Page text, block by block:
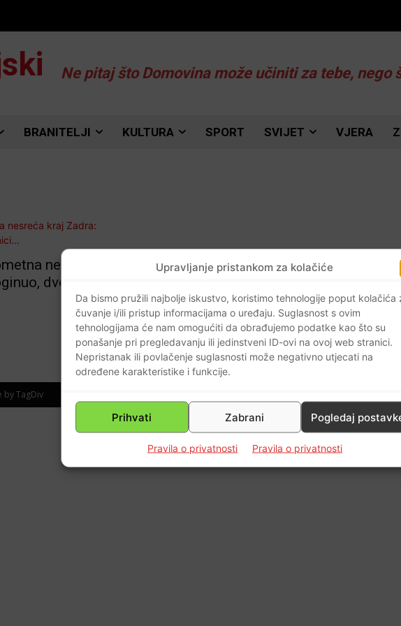
Upravljanje pristankom za kolačiće
Da bismo pružili najbolje iskustvo, koristimo tehnologije poput kolačića
čuvanje i/ili pristup informacijama o uređaju. Suglasnost s ovim
tehnologijama će nam omogućiti da obrađujemo podatke kao što su
ponašanje pri pregledavanju ili jedinstveni ID-ovi na ovoj web stranici.
Nepristanak ili povlačenje suglasnosti može negativno utjecati na
određene karakteristike i funkcije.
Prihvati Zabrani Pogledaj
Pravila o privatnosti Pravila o privatnosti
Ne pitaj što Domovina može učiniti za tebe, nego
BRANITELJI KULTURA SPORT SVIJET VJERA
nesreća
dvoje u
0
by TagDiv